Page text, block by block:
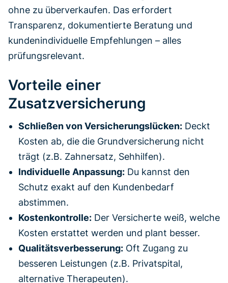
ohne zu überverkaufen. Das erfordert
Transparenz, dokumentierte Beratung und
kundenindividuelle Empfehlungen – alles
prüfungsrelevant.
Vorteile einer
Zusatzversicherung
Schließen von Versicherungslücken: Deckt
Kosten ab, die die Grundversicherung nicht
trägt (z.B. Zahnersatz, Sehhilfen).
Individuelle Anpassung: Du kannst den
Schutz exakt auf den Kundenbedarf
abstimmen.
Kostenkontrolle: Der Versicherte weiß, welche
Kosten erstattet werden und plant besser.
Qualitätsverbesserung: Oft Zugang zu
besseren Leistungen (z.B. Privatspital,
alternative Therapeuten).